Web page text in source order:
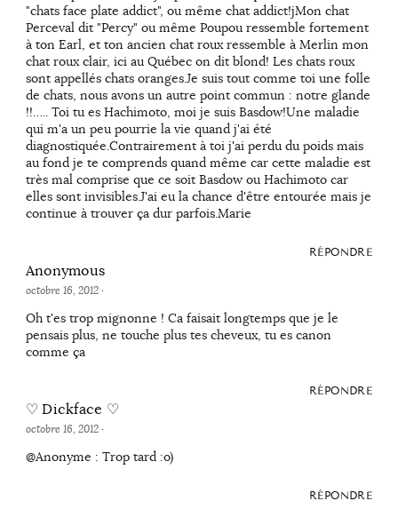
"chats face plate addict", ou même chat addict!jMon chat
Perceval dit "Percy" ou même Poupou ressemble fortement
à ton Earl, et ton ancien chat roux ressemble à Merlin mon
chat roux clair, ici au Québec on dit blond! Les chats roux
sont appellés chats oranges.Je suis tout comme toi une folle
de chats, nous avons un autre point commun : notre glande
!!….. Toi tu es Hachimoto, moi je suis Basdow!Une maladie
qui m'a un peu pourrie la vie quand j'ai été
diagnostiquée.Contrairement à toi j'ai perdu du poids mais
au fond je te comprends quand même car cette maladie est
très mal comprise que ce soit Basdow ou Hachimoto car
elles sont invisibles.J'ai eu la chance d'être entourée mais je
continue à trouver ça dur parfois.Marie
RÉPONDRE
Anonymous
octobre 16, 2012·
Oh t'es trop mignonne ! Ca faisait longtemps que je le
pensais plus, ne touche plus tes cheveux, tu es canon
comme ça
RÉPONDRE
♡ Dickface ♡
octobre 16, 2012·
@Anonyme : Trop tard :o)
RÉPONDRE